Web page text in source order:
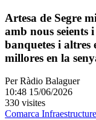
Artesa de Segre
amb nous seients
banquetes i altres
millores en la
Per Ràdio Balaguer
10:48 15/06/2026
330 visites
Comarca